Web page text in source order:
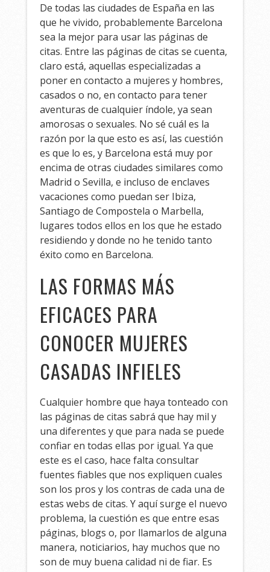
De todas las ciudades de España en las
que he vivido, probablemente Barcelona
sea la mejor para usar las páginas de
citas. Entre las páginas de citas se cuenta,
claro está, aquellas especializadas a
poner en contacto a mujeres y hombres,
casados o no, en contacto para tener
aventuras de cualquier índole, ya sean
amorosas o sexuales. No sé cuál es la
razón por la que esto es así, las cuestión
es que lo es, y Barcelona está muy por
encima de otras ciudades similares como
Madrid o Sevilla, e incluso de enclaves
vacaciones como puedan ser Ibiza,
Santiago de Compostela o Marbella,
lugares todos ellos en los que he estado
residiendo y donde no he tenido tanto
éxito como en Barcelona.
LAS FORMAS MÁS
EFICACES PARA
CONOCER MUJERES
CASADAS INFIELES
Cualquier hombre que haya tonteado con
las páginas de citas sabrá que hay mil y
una diferentes y que para nada se puede
confiar en todas ellas por igual. Ya que
este es el caso, hace falta consultar
fuentes fiables que nos expliquen cuales
son los pros y los contras de cada una de
estas webs de citas. Y aquí surge el nuevo
problema, la cuestión es que entre esas
páginas, blogs o, por llamarlos de alguna
manera, noticiarios, hay muchos que no
son de muy buena calidad ni de fiar. Es